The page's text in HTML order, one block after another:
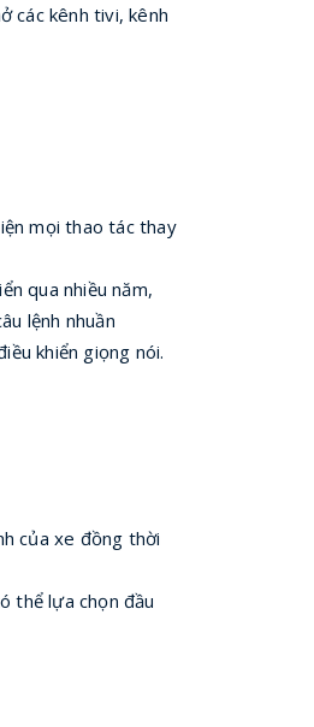
các kênh tivi, kênh
mọi thao tác thay
qua nhiều năm,
lệnh nhuần
khiển giọng nói.
của xe đồng thời
thể lựa chọn đầu